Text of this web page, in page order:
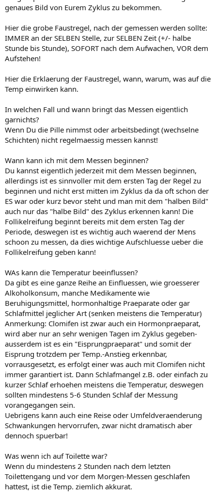
genaues Bild von Eurem Zyklus zu bekommen.
Hier die grobe Faustregel, nach der gemessen werden sollte:
IMMER an der SELBEN Stelle, zur SELBEN Zeit (+/- halbe
Stunde bis Stunde), SOFORT nach dem Aufwachen, VOR dem
Aufstehen!
Hier die Erklaerung der Faustregel, wann, warum, was auf die
Temp einwirken kann.
In welchen Fall und wann bringt das Messen eigentlich
garnichts?
Wenn Du die Pille nimmst oder arbeitsbedingt (wechselne
Schichten) nicht regelmaessig messen kannst!
Wann kann ich mit dem Messen beginnen?
Du kannst eigentlich jederzeit mit dem Messen beginnen,
allerdings ist es sinnvoller mit dem ersten Tag der Regel zu
beginnen und nicht erst mitten im Zyklus da da oft schon der
ES war oder kurz bevor steht und man mit dem "halben Bild"
auch nur das "halbe Bild" des Zyklus erkennen kann! Die
Follikelreifung beginnt bereits mit dem ersten Tag der
Periode, deswegen ist es wichtig auch waerend der Mens
schoon zu messen, da dies wichtige Aufschluesse ueber die
Follikelreifung geben kann!
WAs kann die Temperatur beeinflussen?
Da gibt es eine ganze Reihe an Einfluessen, wie groesserer
Alkoholkonsum, manche Medikamente wie
Beruhigungsmittel, hormonhaltige Praeparate oder gar
Schlafmittel jeglicher Art (senken meistens die Temperatur)
Anmerkung: Clomifen ist zwar auch ein Hormonpraeparat,
wird aber nur an sehr wenigen Tagen im Zyklus gegeben-
ausserdem ist es ein "Eisprungpraeparat" und somit der
Eisprung trotzdem per Temp.-Anstieg erkennbar,
vorrausgesetzt, es erfolgt einer was auch mit Clomifen nicht
immer garantiert ist. Dann Schlafmangel z.B. oder einfach zu
kurzer Schlaf erhoehen meistens die Temperatur, deswegen
sollten mindestens 5-6 Stunden Schlaf der Messung
vorangegangen sein.
Uebrigens kann auch eine Reise oder Umfeldveraenderung
Schwankungen hervorrufen, zwar nicht dramatisch aber
dennoch spuerbar!
Was wenn ich auf Toilette war?
Wenn du mindestens 2 Stunden nach dem letzten
Toilettengang und vor dem Morgen-Messen geschlafen
hattest, ist die Temp. ziemlich akkurat.